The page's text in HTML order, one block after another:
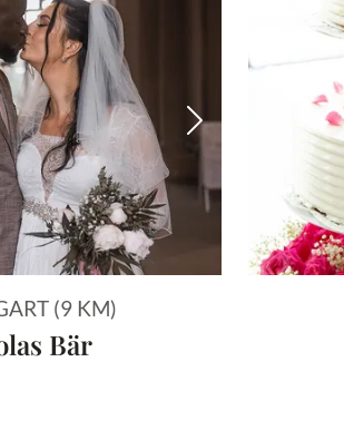
Nächstes Bild
(9 KM)
Bär